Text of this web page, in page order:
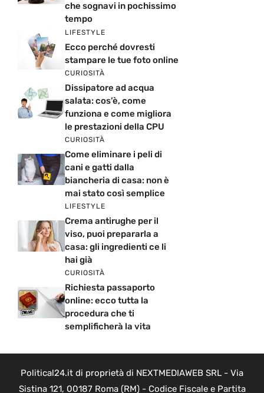
che sognavi in pochissimo
tempo
LIFESTYLE
Ecco perché dovresti
stampare le tue foto online
CURIOSITÀ
Dissipatore ad acqua
salata: cos’è, come
funziona e come migliora
le prestazioni della CPU
CURIOSITÀ
Come eliminare i peli di
cani e gatti dalla
biancheria di casa: non è
mai stato così semplice
LIFESTYLE
Crema antirughe per il
viso, puoi prepararla a
casa: gli ingredienti ce li
hai già
CURIOSITÀ
Richiesta passaporto
online: ecco tutta la
procedura che ti
semplificherà la vita
Political24.it di proprietà di NEXTMEDIAWEB SRL - Via
Sistina 121, 00187 Roma (RM) - Codice Fiscale e Partita